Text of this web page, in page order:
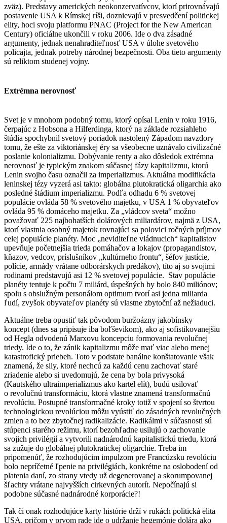
zväz). Predstavy amerických neokonzervatívcov, ktorí prirovnávajú
postavenie USA k Rímskej ríši, doznievajú v presvedčení politickej
elity, hoci svoju platformu PNAC (Project for the New American
Century) oficiálne ukončili v roku 2006. Ide o dva zásadné
argumenty, jednak nenahraditeľnosť USA v úlohe svetového
policajta, jednak potreby národnej bezpečnosti. Oba tieto argumenty
sú reliktom studenej vojny.
Extrémna nerovnosť
Svet je v mnohom podobný tomu, ktorý opísal Lenin v roku 1916,
čerpajúc z Hobsona a Hilferdinga, ktorý na základe rozsiahleho
štúdia spochybnil svetový poriadok nastolený Západom navzdory
tomu, že ešte za viktoriánskej éry sa všeobecne uznávalo civilizačné
poslanie kolonializmu. Dobývanie renty a ako dôsledok extrémna
nerovnosť je typickým znakom súčasnej fázy kapitalizmu, ktorú
Lenin svojho času označil za imperializmus. Aktuálna modifikácia
leninskej tézy vyzerá asi takto: globálna plutokratická oligarchia ako
posledné štádium imperializmu. Podľa odhadu 6 % svetovej
populácie ovláda 58 % svetového majetku, v USA 1 % obyvateľov
ovláda 95 % domáceho majetku. Za „vládcov sveta“ možno
považovať 225 najbohatších dolárových miliardárov, najmä z USA,
ktorí vlastnia osobný majetok rovnajúci sa polovici ročných príjmov
celej populácie planéty. Moc „neviditeľne vládnucich“ kapitalistov
upevňuje početnejšia trieda pomáhačov a lokajov (propagandistov,
kňazov, vedcov, príslušníkov „kultúrneho frontu“, šéfov justície,
polície, armády vrátane odborárskych predákov), títo aj so svojimi
rodinami predstavujú asi 12 % svetovej populácie. Stav populácie
planéty tentuje k počtu 7 miliárd, úspešných by bolo 840 miliónov;
spolu s obslužným personálom optimum tvorí asi jedna miliarda
ľudí, zvyšok obyvateľov planéty sú vlastne zbytoční až nežiaduci.
Aktuálne treba opustiť tak pôvodom buržoázny jakobínsky
koncept (dnes sa pripisuje iba boľševikom), ako aj sofistikovanejšiu
od Hegla odvodenú Marxovu koncepciu formovania revolučnej
triedy. Ide o to, že zánik kapitalizmu môže mať viac alebo menej
katastrofický priebeh. Toto v podstate banálne konštatovanie však
znamená, že sily, ktoré nechcú za každú cenu zachovať staré
zriadenie alebo si uvedomujú, že cena by bola privysoká
(Kautského ultraimperializmus ako kartel elít), budú usilovať
o revolučnú transformáciu, ktorá vlastne znamená transformačnú
revolúciu. Postupné transformačné kroky totiž v spojení so štvrtou
technologickou revolúciou môžu vyústiť do zásadných revolučných
zmien a to bez zbytočnej radikalizácie. Radikálmi v súčasnosti sú
stúpenci starého režimu, ktorí bezohľadne usilujú o zachovanie
svojich privilégií a vytvorili nadnárodnú kapitalistickú triedu, ktorá
sa zužuje do globálnej plutokratickej oligarchie. Treba im
pripomenúť, že rozhodujúcim impulzom pre Francúzsku revolúciu
bolo nepríčetné ľpenie na privilégiách, konkrétne na oslobodení od
platenia daní, zo strany vtedy už degenerovanej a skorumpovanej
šľachty vrátane najvyšších cirkevných autorít. Nepočínajú si
podobne súčasné nadnárodné korporácie?!
Tak či onak rozhodujúce karty histórie drží v rukách politická elita
USA, pričom v prvom rade ide o udržanie hegemónie dolára ako